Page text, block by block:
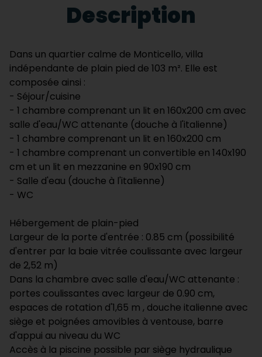
Description
Dans un quartier calme de Monticello, villa
indépendante de plain pied de 103 m². Elle est
composée ainsi :
- Séjour/cuisine
- 1 chambre comprenant un lit en 160x200 cm avec
salle d'eau/WC attenante (douche à l'italienne)
- 1 chambre comprenant un lit en 160x200 cm
- 1 chambre comprenant un convertible en 140x190
cm et un lit en mezzanine en 90x190 cm
- Salle d'eau (douche à l'italienne)
- WC
Hébergement de plain-pied
Largeur de la porte d'entrée : 0.85 cm (possibilité
d'entrer par la baie vitrée coulissante avec largeur
de 2,52 m)
Dans la chambre avec salle d'eau/WC attenante :
portes coulissantes avec largeur de 0.90 cm,
espaces de rotation d'1,65 m , douche italienne avec
siège et poignées amovibles à ventouse, barre
d'appui au niveau du WC
Accès à la piscine possible par siège hydraulique